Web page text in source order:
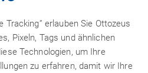
Tracking” erlauben Sie Ottozeus
Pixeln, Tags und ähnlichen
Technologien, um Ihre
zu erfahren, damit wir Ihre